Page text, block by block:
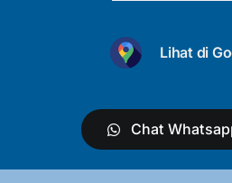
Lihat di
Chat